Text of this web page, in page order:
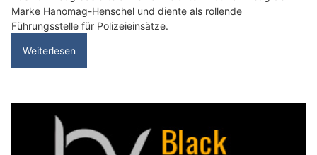
Marke Hanomag-Henschel und diente als rollende
Führungsstelle für Polizeieinsätze.
Weiterlesen